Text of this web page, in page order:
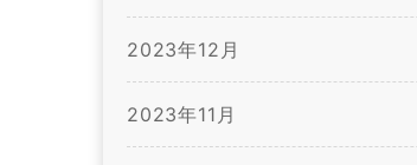
2023年12月
2023年11月